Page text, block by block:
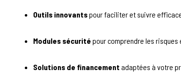
Outils innovantspour faciliter et suivre
Modules sécurité pour comprendre les risques
Solutions de financement adaptées à votre